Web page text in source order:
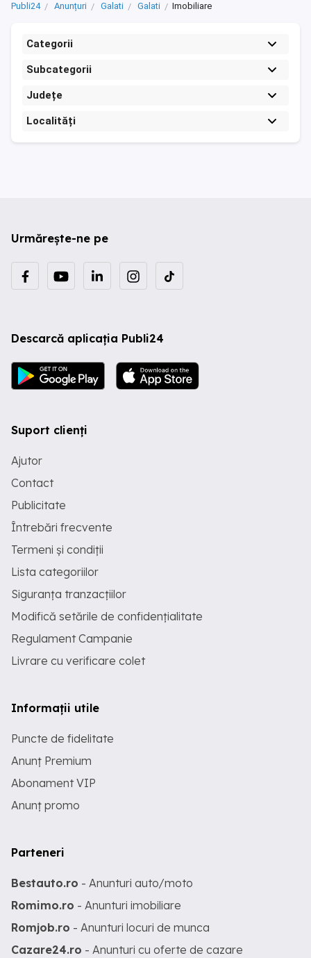
Publi24 Anunțuri Galati Galati Imobiliare
Categorii
Subcategorii
Județe
Localități
Urmărește-ne pe
Descarcă aplicația Publi24
Suport clienți
Ajutor
Contact
Publicitate
Întrebări frecvente
Termeni și condiții
Lista categoriilor
Siguranța tranzacțiilor
Modifică setările de confidențialitate
Regulament Campanie
Livrare cu verificare colet
Informații utile
Puncte de fidelitate
Anunț Premium
Abonament VIP
Anunț promo
Parteneri
Bestauto.ro - Anunturi auto/moto
Romimo.ro - Anunturi imobiliare
Romjob.ro - Anunturi locuri de munca
Cazare24.ro - Anunturi cu oferte de cazare